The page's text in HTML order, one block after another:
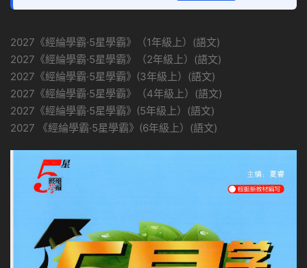
2027《經綸學霸·5星學霸》（1年級上）(語文)
2027《經綸學霸·5星學霸》（2年級上）(語文)
2027《經綸學霸·5星學霸》(3年級上）(語文)
2027《經綸學霸·5星學霸》（4年級上）(語文)
2027《經綸學霸·5星學霸》(5年級上）(語文)
2027 《經綸學霸·5星學霸》(6年級上）(語文)